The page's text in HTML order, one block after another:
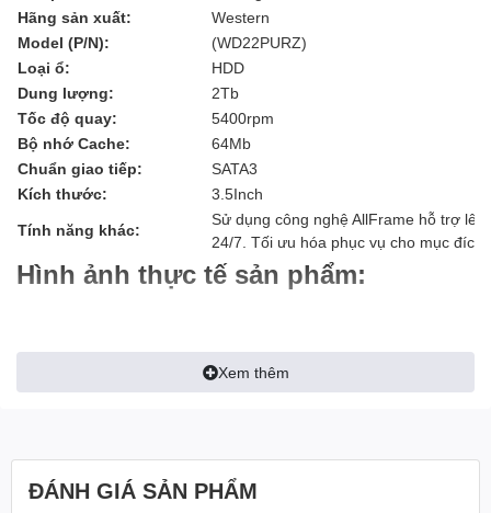
Hãng sản xuất:
Western
Model (P/N):
(WD22PURZ)
Loại ổ:
HDD
Dung lượng:
2Tb
Tốc độ quay:
5400rpm
Bộ nhớ Cache:
64Mb
Chuẩn giao tiếp:
SATA3
Kích thước:
3.5Inch
Tính năng khác:
Sử dụng công nghệ AllFrame hỗ trợ
24/7. Tối ưu hóa phục vụ cho mục đích
Hình ảnh thực tế sản phẩm:
Xem thêm
ĐÁNH GIÁ SẢN PHẨM